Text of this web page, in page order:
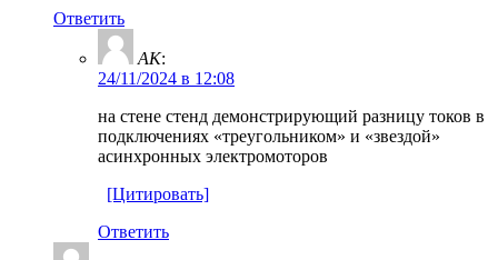
Ответить
AK:
24/11/2024 в 12:08
на стене стенд демонстрирующий разницу токов в
подключениях «треугольником» и «звездой»
асинхронных электромоторов
[Цитировать]
Ответить